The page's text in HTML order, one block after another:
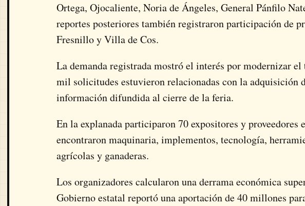
Ortega, Ojocaliente, Noria de Ángeles, General Pánfilo
reportes posteriores también registraron participación de
Fresnillo y Villa de Cos.
La demanda registrada mostró el interés por modernizar
mil solicitudes estuvieron relacionadas con la adquisición
información difundida al cierre de la feria.
En la explanada participaron 70 expositores y proveedores
encontraron maquinaria, implementos, tecnología,
agrícolas y ganaderas.
Los organizadores calcularon una derrama económica
Gobierno estatal reportó una aportación de 40 millones